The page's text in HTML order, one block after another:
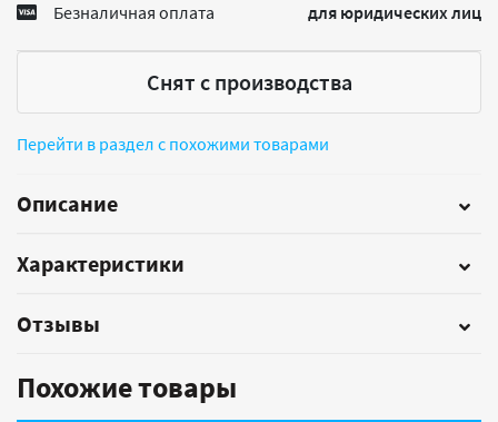
Безналичная оплата для юридических лиц
Снят с производства
Перейти в раздел с похожими товарами
Описание
Характеристики
Отзывы
Похожие товары